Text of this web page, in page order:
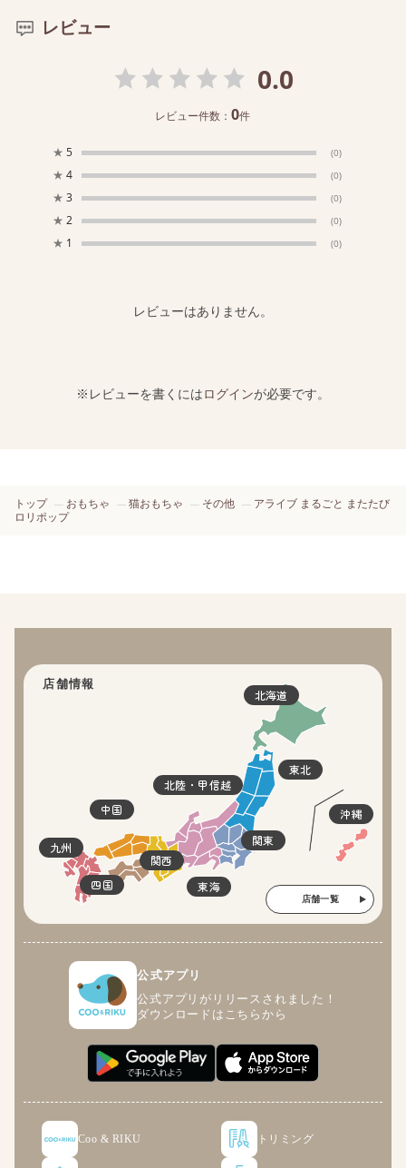
レビュー
0.0
レビュー件数：0件
★ 5 (0)
★ 4 (0)
★ 3 (0)
★ 2 (0)
★ 1 (0)
レビューはありません。
※レビューを書くにはログインが必要です。
トップ おもちゃ 猫おもちゃ その他
アライブ まるごと またたび
ロリポップ
店舗情報
北海道
東北
関東
北陸・甲信越
東海
関西
四国
中国
九州
沖縄
店舗一覧
公式アプリ
公式アプリがリリースされました！
ダウンロードはこちらから
Coo & RIKU トリミング